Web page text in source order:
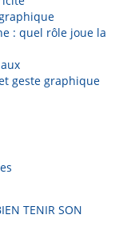
: quel rôle joue la
geste graphique
TENIR SON